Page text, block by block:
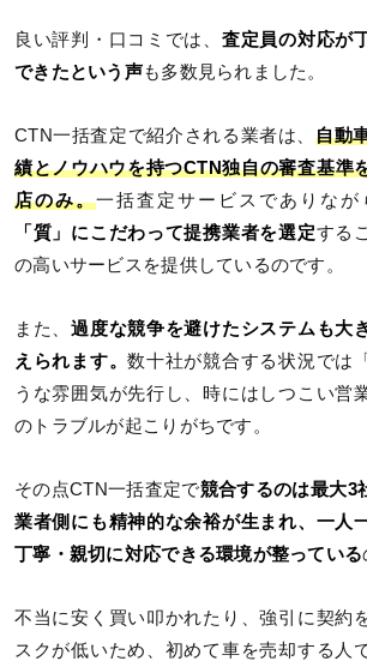
良い評判・口コミでは、 査定員の対応が
できたという声も多数見られました。
CTN一括査定で紹介される業者は、自動
績とノウハウを持つCTN独自の審査基準
店のみ。一括査定サービスでありなが
「質」にこだわって提携業者を選定する
の高いサービスを提供しているのです。
また、過度な競争を避けたシステムも大
えられます。数十社が競合する状況では
うな雰囲気が先行し、時にはしつこい営
のトラブルが起こりがちです。
その点CTN一括査定で競合するのは最大3
業者側にも精神的な余裕が生まれ、一人
丁寧・親切に対応できる環境が整っている
不当に安く買い叩かれたり、強引に契約
スクが低いため、初めて車を売却する人